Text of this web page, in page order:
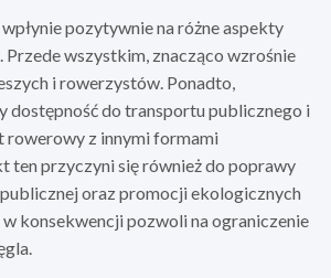
pozytywnie na różne aspekty
Przede wszystkim, znacząco wzrośnie
i rowerzystów. Ponadto,
dostępność do transportu publicznego i
rowerowy z innymi formami
ten przyczyni się również do poprawy
oraz promocji ekologicznych
konsekwencji pozwoli na ograniczenie